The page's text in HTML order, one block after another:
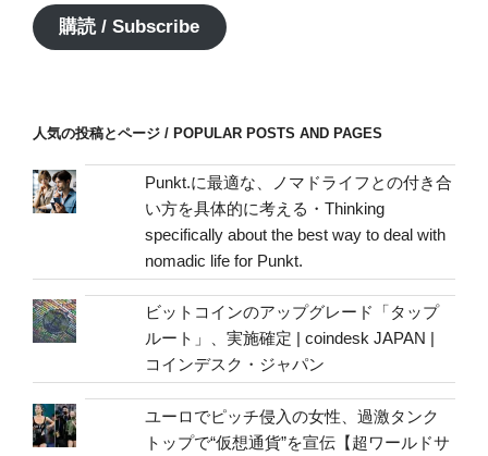
ア
ド
address
購読 / Subscribe
人気の投稿とページ / POPULAR POSTS AND PAGES
Punkt.に最適な、ノマドライフとの付き合
い方を具体的に考える・Thinking
specifically about the best way to deal with
nomadic life for Punkt.
ビットコインのアップグレード「タップ
ルート」、実施確定 | coindesk JAPAN |
コインデスク・ジャパン
ユーロでピッチ侵入の女性、過激タンク
トップで“仮想通貨”を宣伝【超ワールドサ